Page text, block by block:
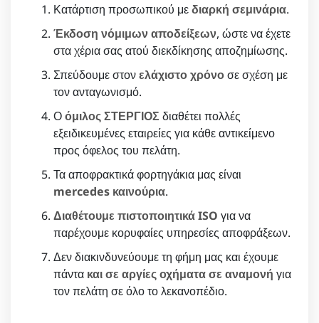
Κατάρτιση προσωπικού μεδιαρκή σεμινάρια.
Έκδοση νόμιμων αποδείξεων, ώστε να έχετε
στα χέρια σας ατού διεκδίκησης αποζημίωσης.
Σπεύδουμε στονελάχιστο χρόνοσε σχέση με
τον ανταγωνισμό.
Οόμιλος ΣΤΕΡΓΙΟΣ διαθέτει πολλές
εξειδικευμένες εταιρείες για κάθε αντικείμενο
προς όφελος του πελάτη.
Τα αποφρακτικά φορτηγάκια μας είναι
mercedes καινούρια.
Διαθέτουμε πιστοποιητικά ISO για να
παρέχουμε κορυφαίες υπηρεσίες αποφράξεων.
Δεν διακινδυνεύουμε τη φήμη μας και έχουμε
πάντα και σε αργίες οχήματα σε αναμονή για
τον πελάτη σε όλο το λεκανοπέδιο.